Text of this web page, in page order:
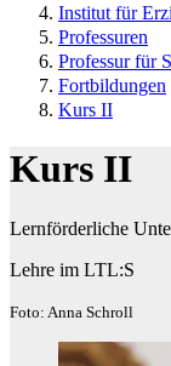
Institut für
Professuren
Professur für
Fortbildungen
Kurs II
Kurs II
Lernförderliche
Lehre im LTL:S
Foto: Anna Schroll